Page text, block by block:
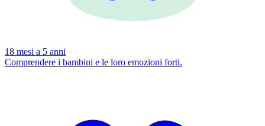
18 mesi a 5 anni
Comprendere i bambini e le loro emozioni forti.